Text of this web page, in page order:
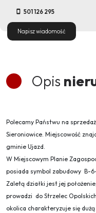
501 126 295
Napisz wiadomość
Opis
Polecamy Państwu na
Sieroniowice. Miejscowość
gminie Ujazd.
W Miejscowym Planie
posiada symbol zabudowy B-
Zaletą działki jest jej
prowadzi do Strzelec
okolica charakteryzuje się